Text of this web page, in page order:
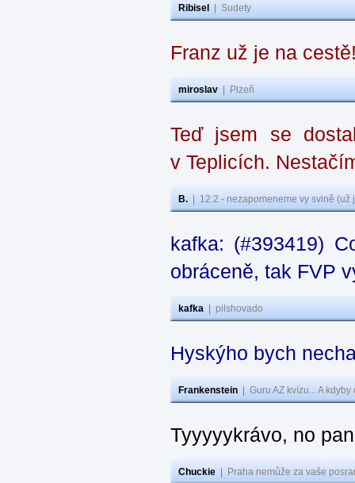
Ribisel Sudety
Franz už je na
miroslav Plzeň
Teď jsem se
v Teplicích.
B. 12:2 - nezapomeneme vy svině
kafka: (#393419)
obráceně, tak FVP
kafka pilshovado
Hyskýho bych
Frankenstein Guru AZ kvízu... A
Tyyyyykrávo, no
Chuckie Praha nemůže za vaše